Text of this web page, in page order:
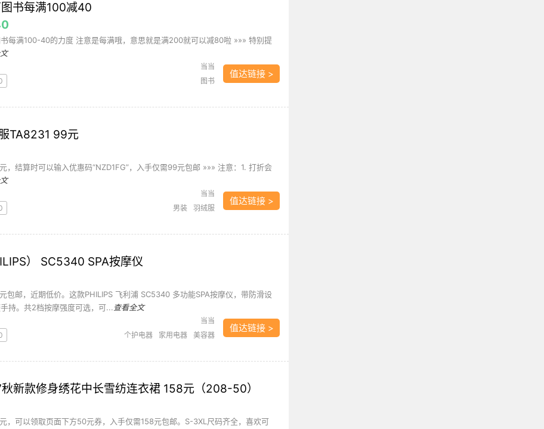
书每满100减40
每满100-40的力度 注意是每满哦，意思就是满200就可以减80啦 »»» 特别提
当当
图书
值达链接 >
TA8231 99元
，结算时可以输入优惠码“NZD1FG”，入手仅需99元包邮 »»» 注意：1. 打折会
当当
男装 羽绒服
值达链接 >
） SC5340 SPA按摩仪
包邮，近期低价。这款PHILIPS 飞利浦 SC5340 多功能SPA按摩仪，带防滑设
持。共2档按摩强度可选，可... 查看全文
当当
个护电器 家用电器 美容器
值达链接 >
新款修身绣花中长雪纺连衣裙 158元（208-50）
，可以领取页面下方50元券，入手仅需158元包邮。S-3XL尺码齐全，喜欢可